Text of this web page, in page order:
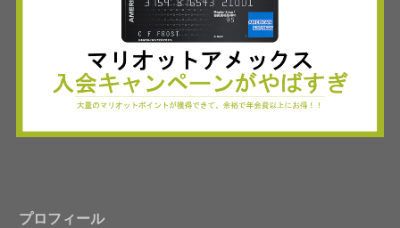
プロフィール